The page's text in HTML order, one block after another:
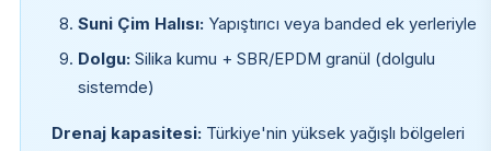
Suni Çim Halısı: Yapıştırıcı veya banded ek yerleriyle
Dolgu: Silika kumu + SBR/EPDM granül (dolgulu
sistemde)
Drenaj kapasitesi: Türkiye'nin yüksek yağışlı bölgeleri